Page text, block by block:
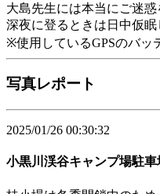
大島先生には本当にご迷惑
深夜に登るときは日中仮
※使用しているGPSのバッ
写真レポート
2025/01/26 00:30:32
小黒川渓谷キャンプ場駐車